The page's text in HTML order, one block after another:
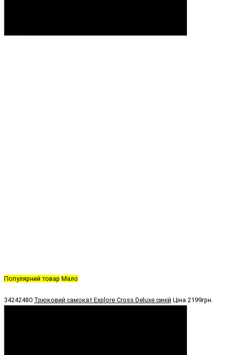
Популярний товар Мало
34242480 Трюковий самокат Explore Cross Deluxe синій Ціна 2199грн.